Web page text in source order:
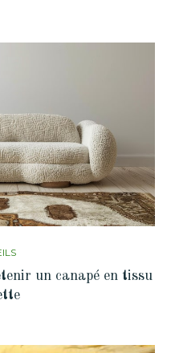
un canapé en tissu